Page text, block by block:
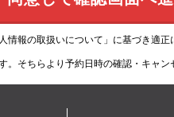
人情報の取扱いについて」 に基づき適正
そちらより予約日時の確認・キャン